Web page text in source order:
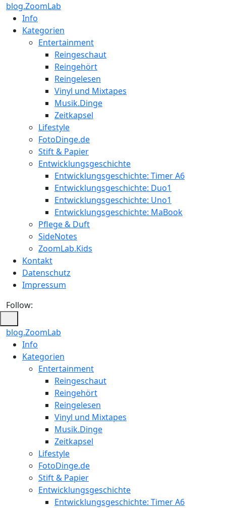
blog.ZoomLab
Info
Kategorien
Entertainment
Reingeschaut
Reingehört
Reingelesen
Vinyl und Mixtapes
Musik.Dinge
Zeitkapsel
Lifestyle
FotoDinge.de
Stift & Papier
Entwicklungsgeschichte
Entwicklungsgeschichte: Timer A6
Entwicklungsgeschichte: Duo1
Entwicklungsgeschichte: Uno1
Entwicklungsgeschichte: MaBook
Pflege & Duft
SideNotes
ZoomLab.Kids
Kontakt
Datenschutz
Impressum
Follow:
blog.ZoomLab
ZoomLab
//
Info
Kategorien
Entertainment
Reingeschaut
Reingehört
Reingelesen
Vinyl und Mixtapes
Musik.Dinge
Zeitkapsel
Lifestyle
FotoDinge.de
Stift & Papier
Entwicklungsgeschichte
Entwicklungsgeschichte: Timer A6